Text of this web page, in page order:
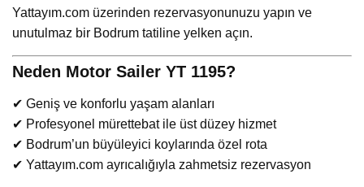
Yattayım.com üzerinden rezervasyonunuzu yapın ve
unutulmaz bir Bodrum tatiline yelken açın.
Neden Motor Sailer YT 1195?
✔ Geniş ve konforlu yaşam alanları
✔ Profesyonel mürettebat ile üst düzey hizmet
✔ Bodrum’un büyüleyici koylarında özel rota
✔ Yattayım.com ayrıcalığıyla zahmetsiz rezervasyon